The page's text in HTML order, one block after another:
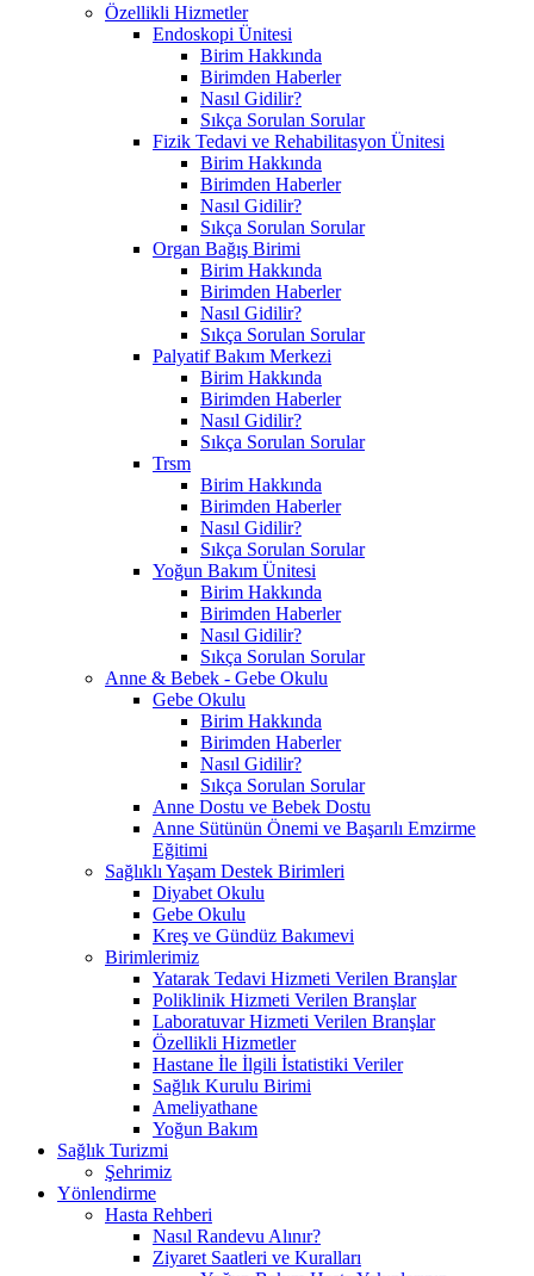
Özellikli Hizmetler
Endoskopi Ünitesi
Birim Hakkında
Birimden Haberler
Nasıl Gidilir?
Sıkça Sorulan Sorular
Fizik Tedavi ve Rehabilitasyon Ünitesi
Birim Hakkında
Birimden Haberler
Nasıl Gidilir?
Sıkça Sorulan Sorular
Organ Bağış Birimi
Birim Hakkında
Birimden Haberler
Nasıl Gidilir?
Sıkça Sorulan Sorular
Palyatif Bakım Merkezi
Birim Hakkında
Birimden Haberler
Nasıl Gidilir?
Sıkça Sorulan Sorular
Trsm
Birim Hakkında
Birimden Haberler
Nasıl Gidilir?
Sıkça Sorulan Sorular
Yoğun Bakım Ünitesi
Birim Hakkında
Birimden Haberler
Nasıl Gidilir?
Sıkça Sorulan Sorular
Anne & Bebek - Gebe Okulu
Gebe Okulu
Birim Hakkında
Birimden Haberler
Nasıl Gidilir?
Sıkça Sorulan Sorular
Anne Dostu ve Bebek Dostu
Anne Sütünün Önemi ve Başarılı Emzirme
Eğitimi
Sağlıklı Yaşam Destek Birimleri
Diyabet Okulu
Gebe Okulu
Kreş ve Gündüz Bakımevi
Birimlerimiz
Yatarak Tedavi Hizmeti Verilen Branşlar
Poliklinik Hizmeti Verilen Branşlar
Laboratuvar Hizmeti Verilen Branşlar
Özellikli Hizmetler
Hastane İle İlgili İstatistiki Veriler
Sağlık Kurulu Birimi
Ameliyathane
Yoğun Bakım
Sağlık Turizmi
Şehrimiz
Yönlendirme
Hasta Rehberi
Nasıl Randevu Alınır?
Ziyaret Saatleri ve Kuralları